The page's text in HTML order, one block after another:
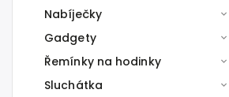
Nabíječky
Gadgety
Řemínky na hodinky
Sluchátka